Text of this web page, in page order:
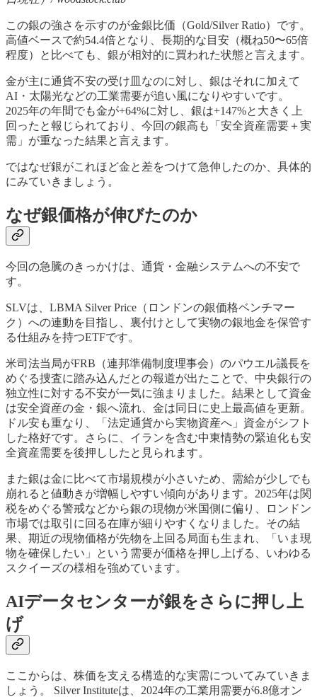
この銀の強さを示すのが金銀比価（Gold/Silver Ratio）です。
高値ベースで約54.4倍となり、長期的な目安（概ね50〜65倍
程度）と比べても、銀が相対的に買われた状態と言えます。
金が主に通貨不安の受け皿なのに対し、銀はそれに加えて
AI・太陽光などの工業需要が追い風になりやすいです。
2025年の年間でも金が+64%に対し、銀は+147%と大きく上
回ったと報じられており、今回の銀高も「安全資産需要＋実
需」が重なった結果と言えます。
ではなぜ銀がこれほど金と差をつけて急伸したのか、具体的
にみていきましょう。
なぜ銀価格が伸びたのか
今回の急騰のきっかけは、通貨・金融システムへの不安で
す。
SLVは、LBMA Silver Price（ロンドンの銀価格ベンチマー
ク）への連動を目指し、裏付けとして実物の銀地金を保管す
る仕組みを持つETFです。
米司法当局がFRB（連邦準備制度理事会）のパウエル議長を
めぐる捜査に踏み込んだとの報道が出たことで、中央銀行の
独立性に対する不安が一気に強まりました。結果として資金
は安全資産の金・銀へ流れ、金は同日に史上最高値を更新。
ドル安も重なり、「法定通貨から実物資産へ」資金がシフト
した格好です。さらに、イランを含む中東情勢の緊迫化も安
全資産需要を後押ししたと見られます。
また銀は金に比べて市場規模が小さいため、需給が少しでも
崩れると値動きが増幅しやすい傾向があります。2025年は関
税をめぐる警戒などから銀の現物が米国側に偏り、ロンドン
市場では取引に回る在庫が細りやすくなりました。その結
果、期近の現物価格が先物を上回る局面も生まれ、「いま現
物を確保したい」という需要が価格を押し上げる、いわゆる
スクイーズの様相を強めています。
AIデータセンターが銀をさらに押し上
げ
ここからは、株価を支える構造的な実需についてみていきま
しょう。 Silver Instituteは、2024年の工業用需要が6.8億オン